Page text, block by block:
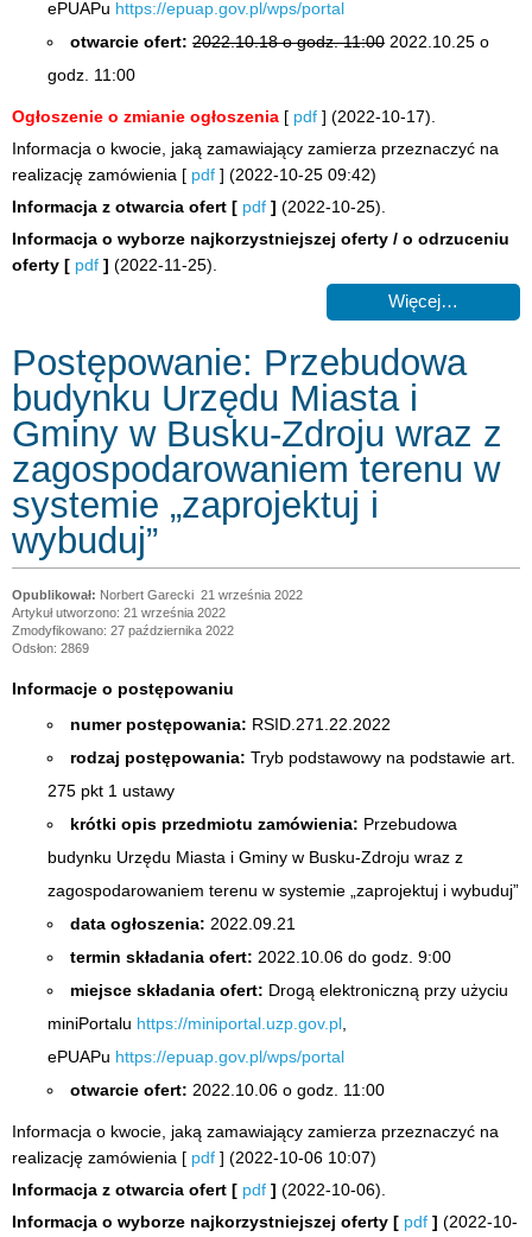
ePUAPu https://epuap.gov.pl/wps/portal
otwarcie ofert: 2022.10.18 o godz. 11:00 2022.10.25 o
godz. 11:00
Ogłoszenie o zmianie ogłoszenia [ pdf ] (2022-10-17).
Informacja o kwocie, jaką zamawiający zamierza przeznaczyć na
realizację zamówienia [ pdf ] (2022-10-25 09:42)
Informacja z otwarcia ofert [ pdf ] (2022-10-25).
Informacja o wyborze najkorzystniejszej oferty / o odrzuceniu
oferty [ pdf ] (2022-11-25).
Więcej…
Postępowanie: Przebudowa
budynku Urzędu Miasta i
Gminy w Busku-Zdroju wraz z
zagospodarowaniem terenu w
systemie „zaprojektuj i
wybuduj”
Norbert Garecki 21 września 2022
Artykuł utworzono: 21 września 2022
Zmodyfikowano: 27 października 2022
Odsłon: 2869
Informacje o postępowaniu
numer postępowania: RSID.271.22.2022
rodzaj postępowania: Tryb podstawowy na podstawie art.
275 pkt 1 ustawy
krótki opis przedmiotu zamówienia: Przebudowa
budynku Urzędu Miasta i Gminy w Busku-Zdroju wraz z
zagospodarowaniem terenu w systemie „zaprojektuj i wybuduj”
data ogłoszenia: 2022.09.21
termin składania ofert: 2022.10.06 do godz. 9:00
miejsce składania ofert: Drogą elektroniczną przy użyciu
miniPortalu https://miniportal.uzp.gov.pl
ePUAPu https://epuap.gov.pl/wps/portal
otwarcie ofert: 2022.10.06 o godz. 11:00
Informacja o kwocie, jaką zamawiający zamierza przeznaczyć na
realizację zamówienia [ pdf ] (2022-10-06 10:07)
Informacja z otwarcia ofert [ pdf ] (2022-10-06).
Informacja o wyborze najkorzystniejszej oferty [ pdf ] (2022-10-